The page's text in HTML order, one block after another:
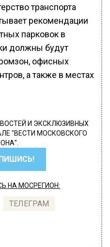
транспорта
рекомендации
парковок в
должны будут
офисных
а также в местах
И ЭКСКЛЮЗИВНЫХ
"ВЕСТИ МОСКОВСКОГО
НА МОСРЕГИОН:
ТЕЛЕГРАМ